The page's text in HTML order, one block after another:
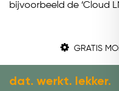
bijvoorbeeld de ‘Cloud
GRATIS
dat. werkt. lekker.